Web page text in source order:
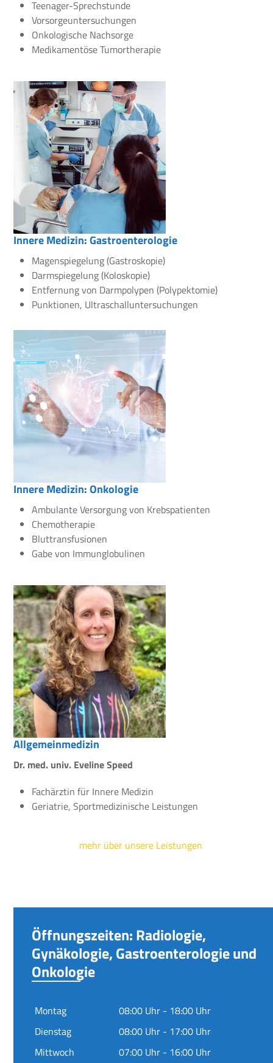
Teenager-Sprechstunde
Vorsorgeuntersuchungen
Onkologische Nachsorge
Medikamentöse Tumortherapie
Innere Medizin: Gastroenterologie
Magenspiegelung (Gastroskopie)
Darmspiegelung (Koloskopie)
Entfernung von Darmpolypen (Polypektomie)
Punktionen, Ultraschalluntersuchungen
Innere Medizin: Onkologie
Ambulante Versorgung von Krebspatienten
Chemotherapie
Bluttransfusionen
Gabe von Immunglobulinen
Allgemeinmedizin
Dr. med. univ. Eveline Speed
Fachärztin für Innere Medizin
Geriatrie, Sportmedizinische Leistungen
mehr über unsere Leistungen
Öffnungszeiten: Radiologie,
Gynäkologie, Gastroenterologie und
Onkologie
Montag
08:00 Uhr - 18:00 Uhr
Dienstag
08:00 Uhr - 17:00 Uhr
Mittwoch
07:00 Uhr - 16:00 Uhr